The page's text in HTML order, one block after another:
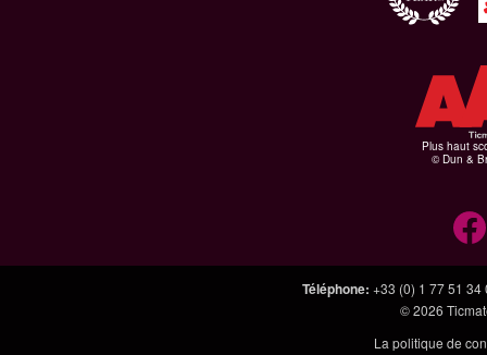
Plus haut
© Dun &
Téléphone: +33 (0) 1 77 51 34
© 2026
La politique de